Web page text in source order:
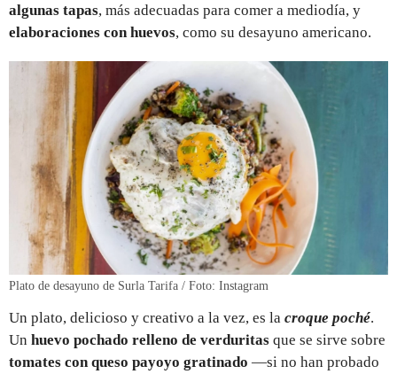
algunas tapas, más adecuadas para comer a mediodía, y
elaboraciones con huevos, como su desayuno americano.
Plato de desayuno de Surla Tarifa / Foto: Instagram
Un plato, delicioso y creativo a la vez, es la croque poché.
Un huevo pochado relleno de verduritas que se sirve sobre
tomates con queso payoyo gratinado —si no han probado